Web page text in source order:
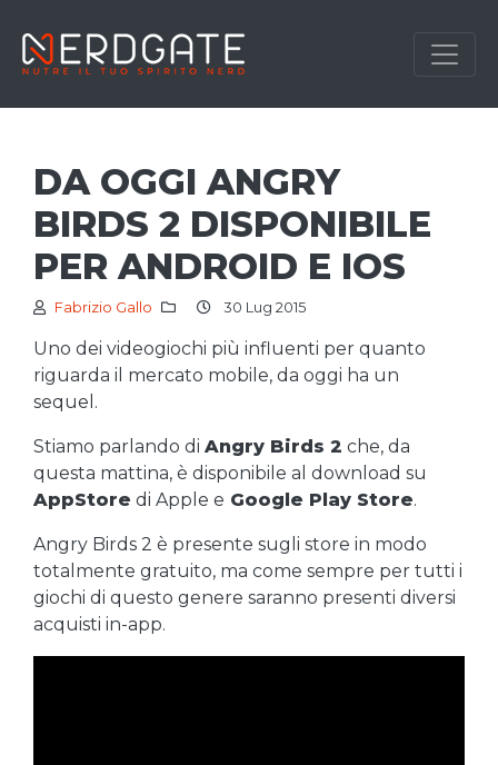
DA OGGI ANGRY
BIRDS 2 DISPONIBILE
PER ANDROID E IOS
Fabrizio Gallo 30 Lug 2015
Uno dei videogiochi più influenti per quanto
riguarda il mercato mobile, da oggi ha un
sequel.
Stiamo parlando di Angry Birds 2 che, da
questa mattina, è disponibile al download su
AppStore di Apple e Google Play Store.
Angry Birds 2 è presente sugli store in modo
totalmente gratuito, ma come sempre per tutti i
giochi di questo genere saranno presenti diversi
acquisti in-app.